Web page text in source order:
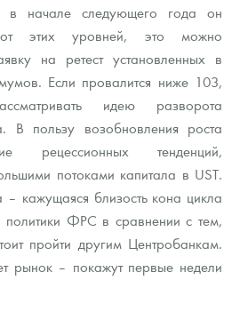
начале следующего года он
от этих уровней, это можно
на ретест установленных в
Если провалится ниже 103,
идею разворота
В пользу возобновления роста
рецессионных тенденций,
потоками капитала в UST.
кажущаяся близость кона цикла
политики ФРС в сравнении с тем,
пройти другим Центробанкам.
рынок – покажут первые недели